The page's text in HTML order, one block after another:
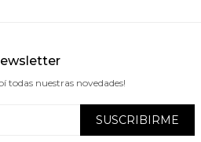
todas nuestras novedades!
SUSCRIBIRME